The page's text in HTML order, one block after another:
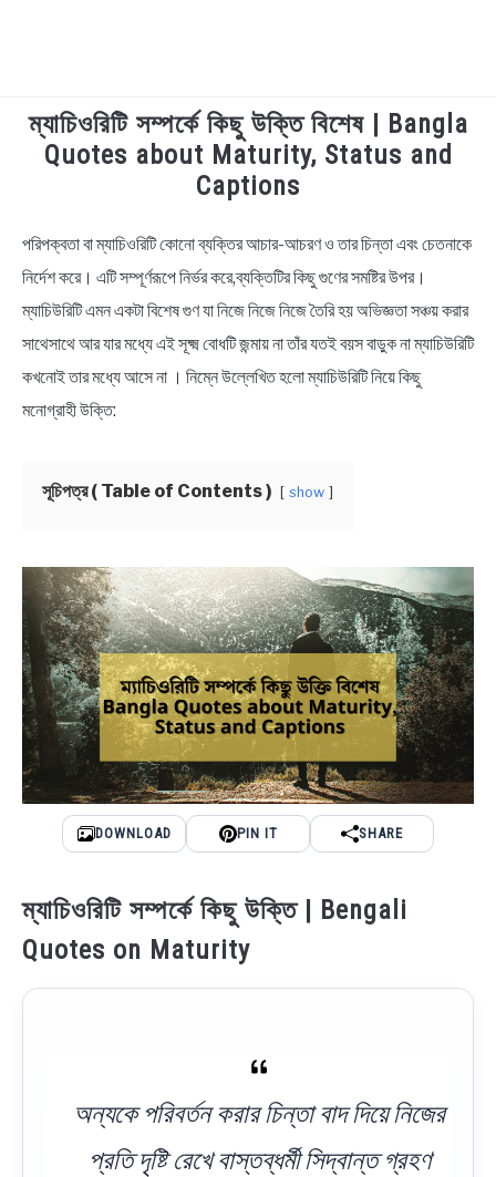
TECHNOLOGY
BIOGRAPHY
EDUCATIONAL
BENGALI WISHES
NEWS
BENGALI LYRICS
BENGALI NAMES
BENGALI STORIES
ম্যাচিওরিটি সম্পর্কে কিছু উক্তি বিশেষ | Bangla
Quotes about Maturity, Status and
Captions
in
Bengali
Bengali
Status,Life
Quotes
পরিপক্বতা বা ম্যাচিওরিটি কোনো ব্যক্তির আচার-আচরণ ও তার চিন্তা এবং চেতনাকে
নির্দেশ করে। এটি সম্পূর্ণরূপে নির্ভর করে,ব্যক্তিটির কিছু গুণের সমষ্টির উপর।
ম্যাচিউরিটি এমন একটা বিশেষ গুণ যা নিজে নিজে নিজে তৈরি হয় অভিজ্ঞতা সঞ্চয় করার
সাথেসাথে আর যার মধ্যে এই সূক্ষ্ম বোধটি জন্মায় না তাঁর যতই বয়স বাড়ুক না ম্যাচিউরিটি
কখনোই তার মধ্যে আসে না । নিম্নে উল্লেখিত হলো ম্যাচিউরিটি নিয়ে কিছু
মনোগ্রাহী উক্তি:
সূচিপত্র ( Table of Contents ) show
DOWNLOAD PIN IT SHARE
ম্যাচিওরিটি সম্পর্কে কিছু উক্তি | Bengali
Quotes on Maturity
অন্যকে পরিবর্তন করার চিন্তা বাদ দিয়ে নিজের
প্রতি দৃষ্টি রেখে বাস্তব্ধর্মী সিদ্বান্ত গ্রহণ